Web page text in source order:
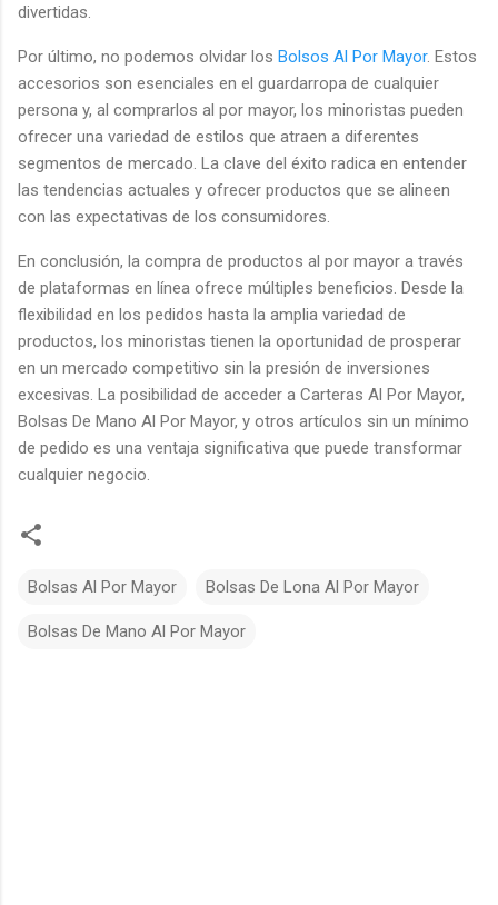
divertidas.
Por último, no podemos olvidar los Bolsos Al Por Mayor. Estos
accesorios son esenciales en el guardarropa de cualquier
persona y, al comprarlos al por mayor, los minoristas pueden
ofrecer una variedad de estilos que atraen a diferentes
segmentos de mercado. La clave del éxito radica en entender
las tendencias actuales y ofrecer productos que se alineen
con las expectativas de los consumidores.
En conclusión, la compra de productos al por mayor a través
de plataformas en línea ofrece múltiples beneficios. Desde la
flexibilidad en los pedidos hasta la amplia variedad de
productos, los minoristas tienen la oportunidad de prosperar
en un mercado competitivo sin la presión de inversiones
excesivas. La posibilidad de acceder a Carteras Al Por Mayor,
Bolsas De Mano Al Por Mayor, y otros artículos sin un mínimo
de pedido es una ventaja significativa que puede transformar
cualquier negocio.
Bolsas Al Por Mayor Bolsas De Lona Al Por Mayor
Bolsas De Mano Al Por Mayor